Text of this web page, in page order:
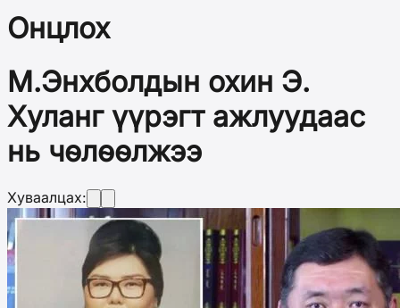
Онцлох
М.Энхболдын охин Э.
Хуланг үүрэгт ажлуудаас
нь чөлөөлжээ
Хуваалцах: